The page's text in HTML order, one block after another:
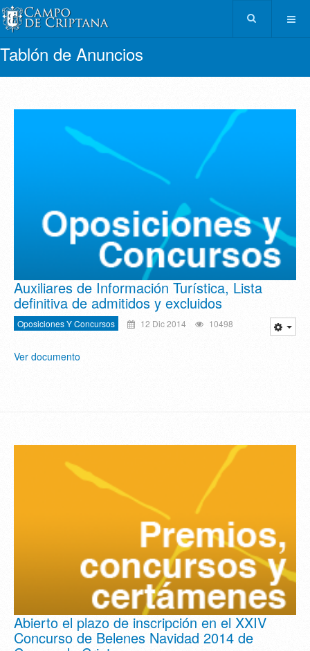
Tablón de Anuncios
Auxiliares de Información Turística, Lista
definitiva de admitidos y excluidos
Oposiciones Y Concursos 12 Dic 2014 10498
Ver documento
Abierto el plazo de inscripción en el XXIV
Concurso de Belenes Navidad 2014 de